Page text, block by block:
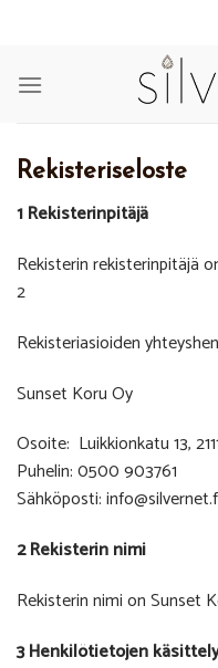
Rekisteriseloste
1 Rekisterinpitäjä
Rekisterin rekisterinpitäjä
2
Rekisteriasioiden
Sunset Koru Oy
Osoite: Luikkionkatu 13,
Puhelin: 0500 903761
Sähköposti:
2 Rekisterin nimi
Rekisterin nimi on Sunset
3 Henkilötietojen